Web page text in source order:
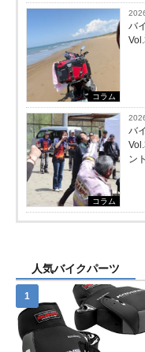
コラム
バ
コラム
バ
ン
人気バイクパーツ